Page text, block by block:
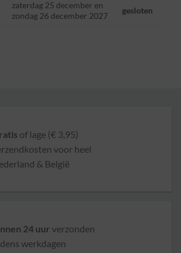
zaterdag 25 december en
zondag 26 december 2027
gesloten
of lage (€ 3,95)
voor heel
& België
24 uur verzonden
werkdagen